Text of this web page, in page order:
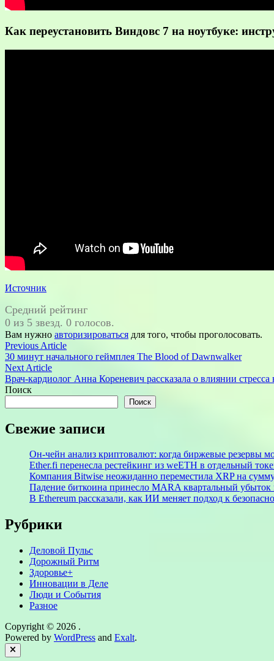
Как переустановить Виндовс 7 на ноутбуке:
Источник
Средний рейтинг
0 из 5 звезд. 0 голосов.
Вам нужно авторизироваться для того, чтобы проголосовать.
Навигация
по
записям
Previous ArticlePrevious
article:
30 минут начального геймплея The Blood of Dawnwalker
Next ArticleNext
article:
Врач-кардиолог Анна Кореневич рассказала о влиянии
Поиск
Поиск
Свежие записи
Он-чейн анализ криптовалют: когда биржевые резервы
Ether.fi перенесла рестейкинг из weETH в отдельный
Компания Bitwise неожиданно переместила XRP на
Падение биткоина принесло MARA квартальный убыток
В Ethereum рассказали, как ИИ меняет подход к
Рубрики
Деловой Пульс
Дорожный Ритм
Здоровье+
Инновации в Деле
Люди и События
Разное
Copyright © 2026 .
Powered by WordPress and Exalt.
Close